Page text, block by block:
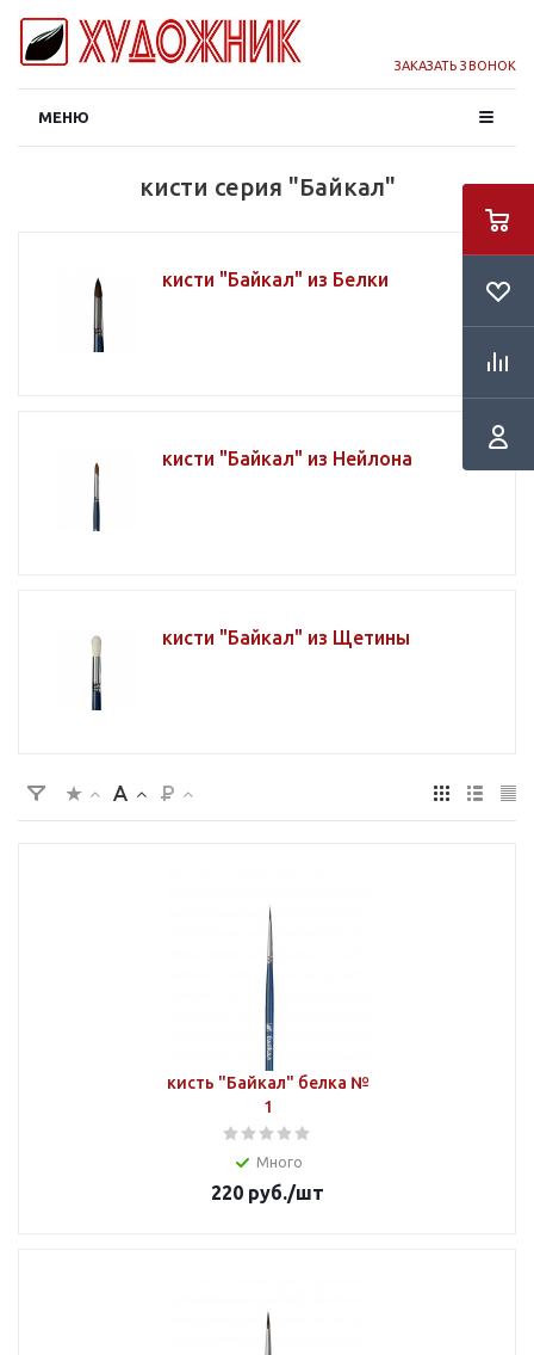
ЗАКАЗАТЬ ЗВОНОК
МЕНЮ
кисти серия "Байкал"
кисти "Байкал" из Белки
кисти "Байкал" из Нейлона
кисти "Байкал" из Щетины
кисть "Байкал" белка №
1
Много
220 руб./шт